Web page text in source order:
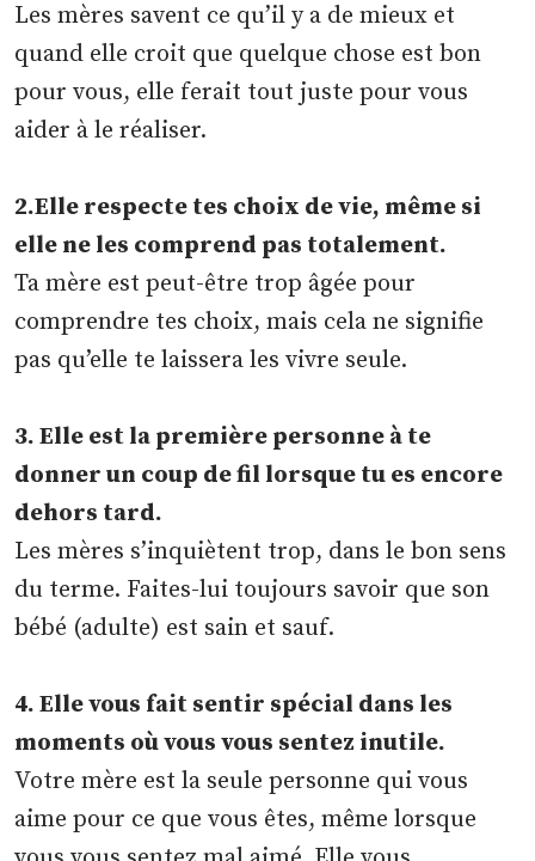
Les mères savent ce qu’il y a de mieux et
quand elle croit que quelque chose est bon
pour vous, elle ferait tout juste pour vous
aider à le réaliser.
2.Elle respecte tes choix de vie, même si
elle ne les comprend pas totalement.
Ta mère est peut-être trop âgée pour
comprendre tes choix, mais cela ne signifie
pas qu’elle te laissera les vivre seule.
3. Elle est la première personne à te
donner un coup de fil lorsque tu es encore
dehors tard.
Les mères s’inquiètent trop, dans le bon sens
du terme. Faites-lui toujours savoir que son
bébé (adulte) est sain et sauf.
4. Elle vous fait sentir spécial dans les
moments où vous vous sentez inutile.
Votre mère est la seule personne qui vous
aime pour ce que vous êtes, même lorsque